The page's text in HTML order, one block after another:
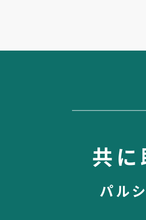
共に
パル